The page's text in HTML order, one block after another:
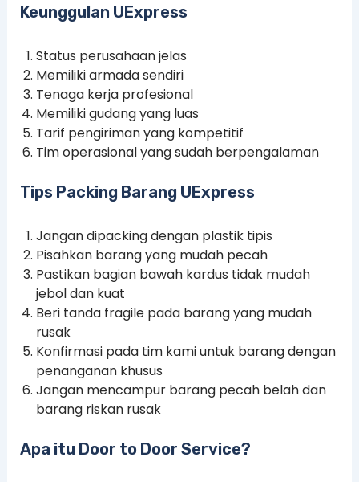
Keunggulan UExpress
Status perusahaan jelas
Memiliki armada sendiri
Tenaga kerja profesional
Memiliki gudang yang luas
Tarif pengiriman yang kompetitif
Tim operasional yang sudah berpengalaman
Tips Packing Barang UExpress
Jangan dipacking dengan plastik tipis
Pisahkan barang yang mudah pecah
Pastikan bagian bawah kardus tidak mudah
jebol dan kuat
Beri tanda fragile pada barang yang mudah
rusak
Konfirmasi pada tim kami untuk barang dengan
penanganan khusus
Jangan mencampur barang pecah belah dan
barang riskan rusak
Apa itu Door to Door Service?